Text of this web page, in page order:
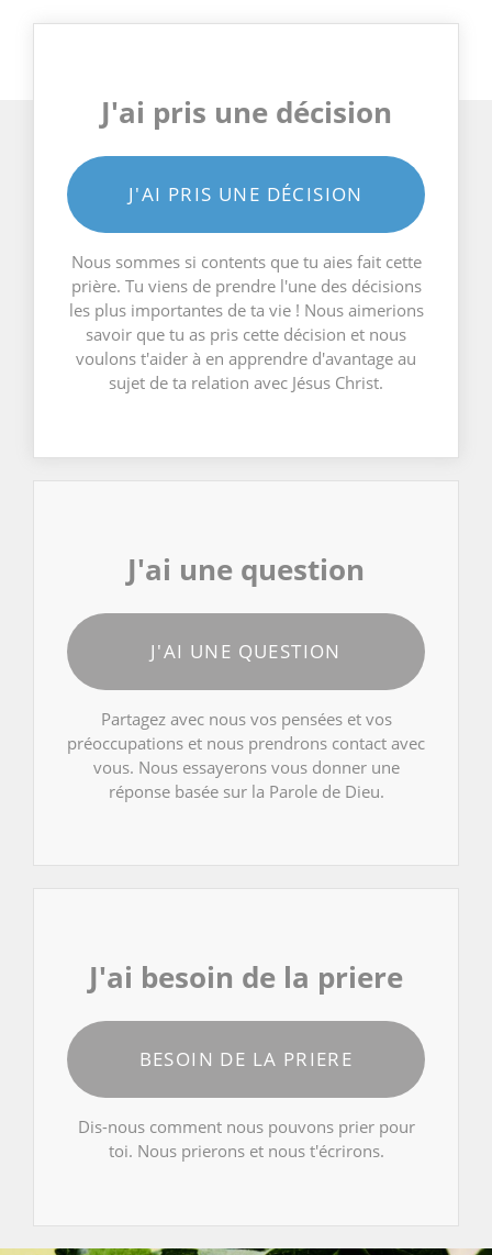
J'ai pris une décision
J'AI PRIS UNE DÉCISION
Nous sommes si contents que tu aies fait cette
prière. Tu viens de prendre l'une des décisions
les plus importantes de ta vie ! Nous aimerions
savoir que tu as pris cette décision et nous
voulons t'aider à en apprendre d'avantage au
sujet de ta relation avec Jésus Christ.
J'ai une question
J'AI UNE QUESTION
Partagez avec nous vos pensées et vos
préoccupations et nous prendrons contact avec
vous. Nous essayerons vous donner une
réponse basée sur la Parole de Dieu.
J'ai besoin de la priere
BESOIN DE LA PRIERE
Dis-nous comment nous pouvons prier pour
toi. Nous prierons et nous t'écrirons.